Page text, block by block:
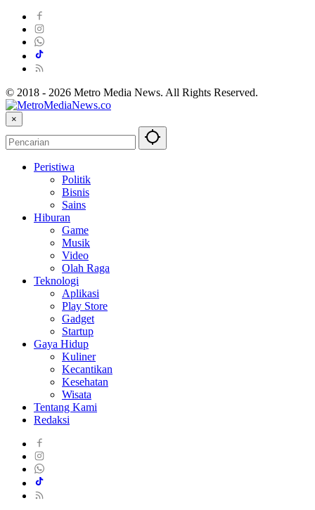
© 2018 - 2026 Metro Media News. All Rights Reserved.
×
Peristiwa
Politik
Bisnis
Sains
Hiburan
Game
Musik
Video
Olah Raga
Teknologi
Aplikasi
Play Store
Gadget
Startup
Gaya Hidup
Kuliner
Kecantikan
Kesehatan
Wisata
Tentang Kami
Redaksi